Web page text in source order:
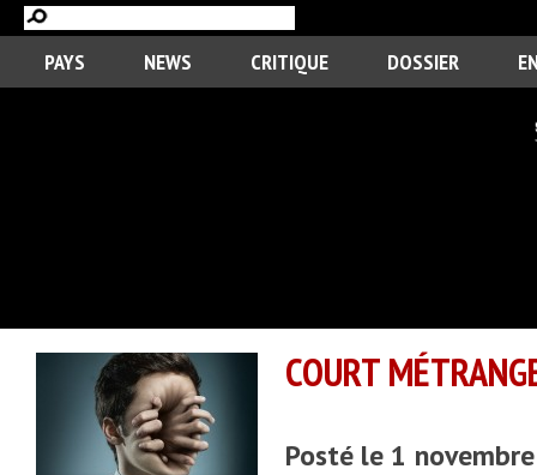
PAYS NEWS CRITIQUE DOSSIER
COURT
Posté le 1